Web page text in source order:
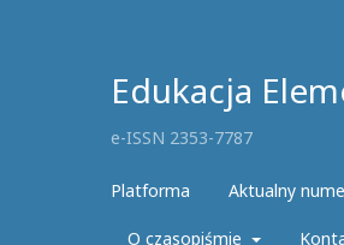
Edukacja
e-ISSN 2353-7787
Platforma Aktualny
O czasopiśmie